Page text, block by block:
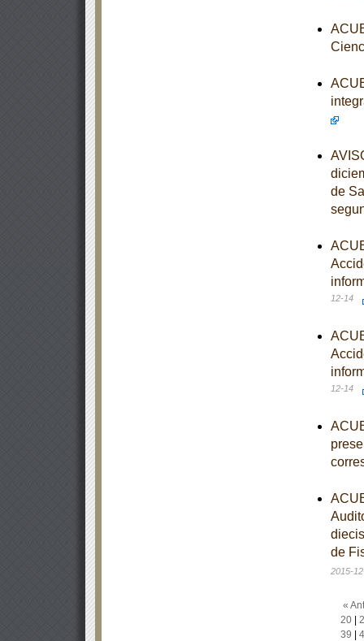
de
12-14
12-14
de
2015-
«
20|
39